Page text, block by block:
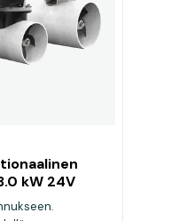
kW 24V